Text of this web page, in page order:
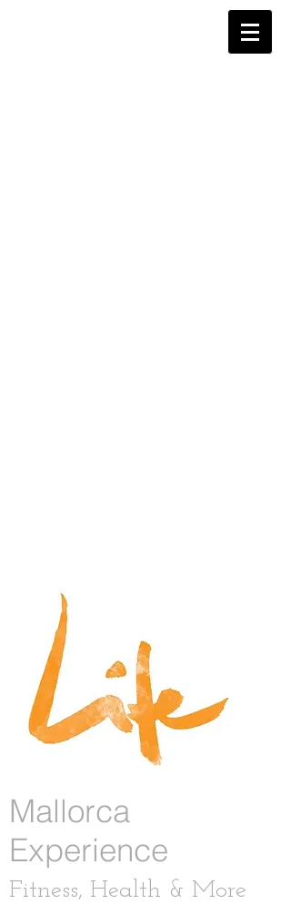
Mallo rca​
Experience
Fitness, Health & More